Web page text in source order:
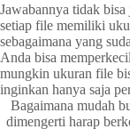
Jawabannya tidak
setiap file memiliki
sebagaimana yang
Anda bisa
mungkin ukuran file
inginkan hanya saja
Bagaimana mudah
dimengerti harap